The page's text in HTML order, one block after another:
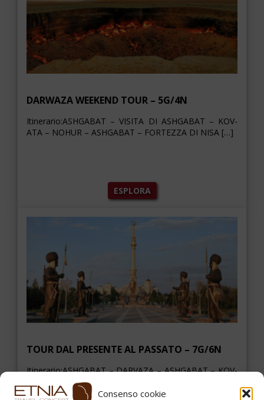
Consenso cookie
DARWAZA WEEKEND TOUR – 5G/4N
Itinerario:ASHGABAT – VISITA DI ASHGABAT – KOV-
ATA – NOHUR – ASHGABAT – FORTEZZA DI NISA […]
ESPLORA
TOUR DAL PRESENTE AL PASSATO – 7G/6N
Itinerario:ASHGABAT – DARVAZA – ASHGABAT – KOV-
ATA – VILLAGGIO DI NOHUR – TURKMENBASHI –
GRAND […]